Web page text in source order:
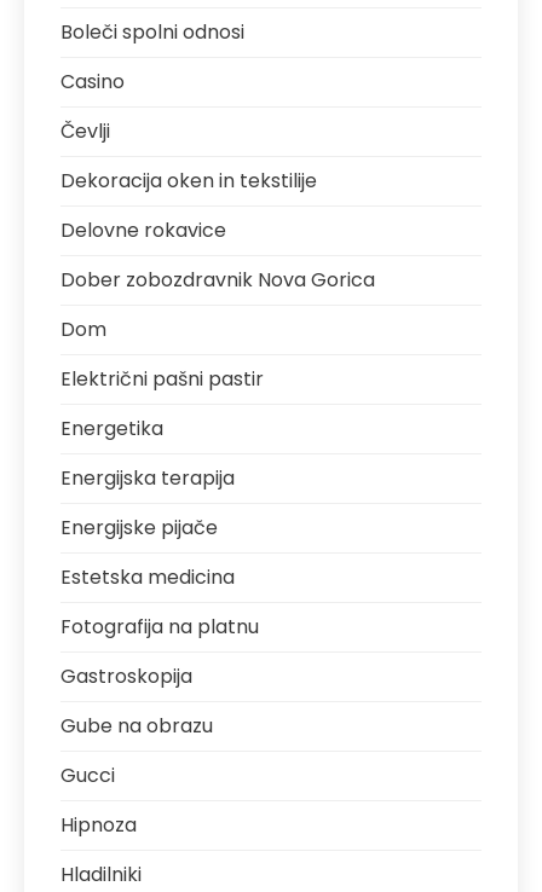
Boleči spolni odnosi
Casino
Čevlji
Dekoracija oken in tekstilije
Delovne rokavice
Dober zobozdravnik Nova Gorica
Dom
Električni pašni pastir
Energetika
Energijska terapija
Energijske pijače
Estetska medicina
Fotografija na platnu
Gastroskopija
Gube na obrazu
Gucci
Hipnoza
Hladilniki